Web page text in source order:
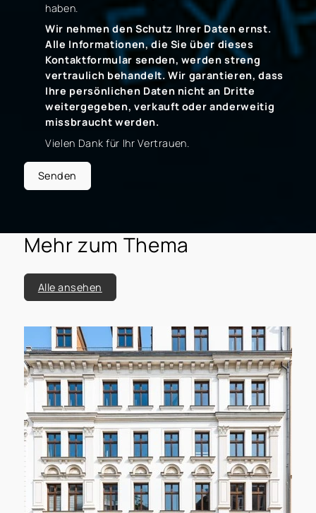
haben.
Wir nehmen den Schutz Ihrer Daten ernst.
Alle Informationen, die Sie über dieses
Kontaktformular senden, werden streng
vertraulich behandelt. Wir garantieren, dass
Ihre persönlichen Daten nicht an Dritte
weitergegeben, verkauft oder anderweitig
missbraucht werden.
Vielen Dank für Ihr Vertrauen.
Senden
Mehr zum Thema
Alle ansehen